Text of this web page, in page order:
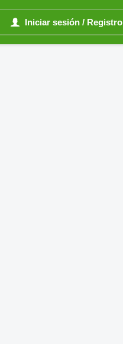
Iniciar sesión / Registro